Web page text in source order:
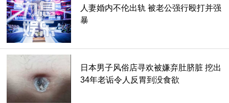
人妻婚内不伦出轨 被老公强行殴打并强
暴
日本男子风俗店寻欢被嫌弃肚脐脏 挖出
34年老诟令人反胃到没食欲